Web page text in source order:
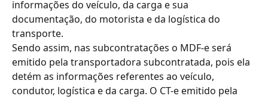
informações do veículo, da carga e sua
documentação, do motorista e da logística do
transporte.
Sendo assim, nas subcontratações o MDF-e será
emitido pela transportadora subcontratada, pois ela
detém as informações referentes ao veículo,
condutor, logística e da carga. O CT-e emitido pela